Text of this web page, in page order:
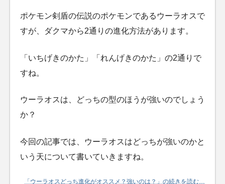
ポケモン剣盾の伝説のポケモンであるウーラオスで
すが、ダクマから2通りの進化方法があります。
「いちげきのかた」「れんげきのかた」の2通りで
すね。
ウーラオスは、どっちの型のほうが強いのでしょう
か？
今回の記事では、ウーラオスはどっちが強いのかと
いう天について書いていきますね。
「ウーラオスどっち進化がオススメ？強いのは？」の続きを読む…